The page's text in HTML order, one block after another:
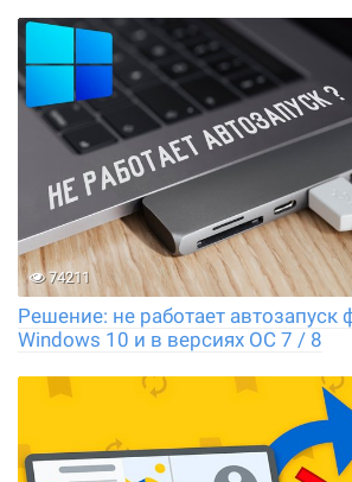
74211
Решение: не работает автозапуск
Windows 10 и в версиях ОС 7 / 8